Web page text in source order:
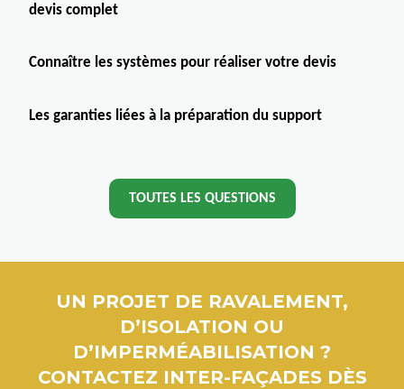
devis complet
Connaître les systèmes pour réaliser votre devis
Les garanties liées à la préparation du support
TOUTES LES QUESTIONS
UN PROJET DE RAVALEMENT,
D’ISOLATION OU
D’IMPERMÉABILISATION ?
CONTACTEZ INTER-FAÇADES DÈS